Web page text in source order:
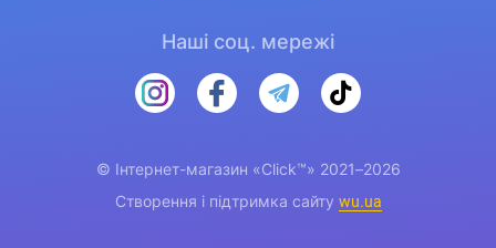
Наші соц. мережі
© Інтернет-магазин «Click™» 2021–2026
Створення і підтримка сайту wu.ua